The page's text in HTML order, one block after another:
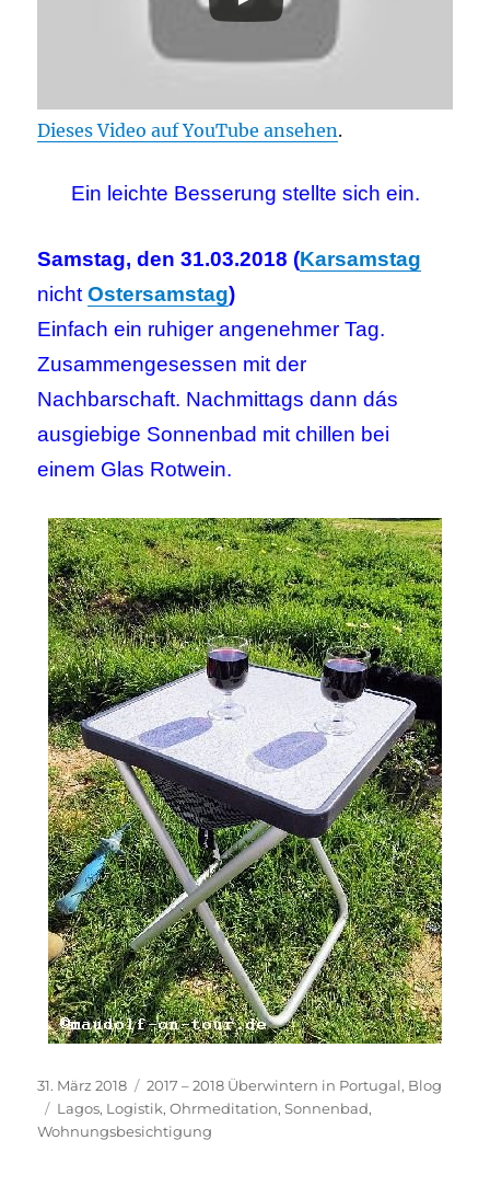
Dieses Video auf YouTube ansehen.
Ein leichte Besserung stellte sich ein.
Samstag, den 31.03.2018 (Karsamstag
nicht Ostersamstag)
Einfach ein ruhiger angenehmer Tag.
Zusammengesessen mit der
Nachbarschaft. Nachmittags dann dás
ausgiebige Sonnenbad mit chillen bei
einem Glas Rotwein.
Veröffentlicht
am
31. März 2018 Kategorien
2017 – 2018 Überwintern in Portugal, Blog
Schlagwörter
Lagos, Logistik,Ohrmeditation,Sonnenbad,
Wohnungsbesichtigung